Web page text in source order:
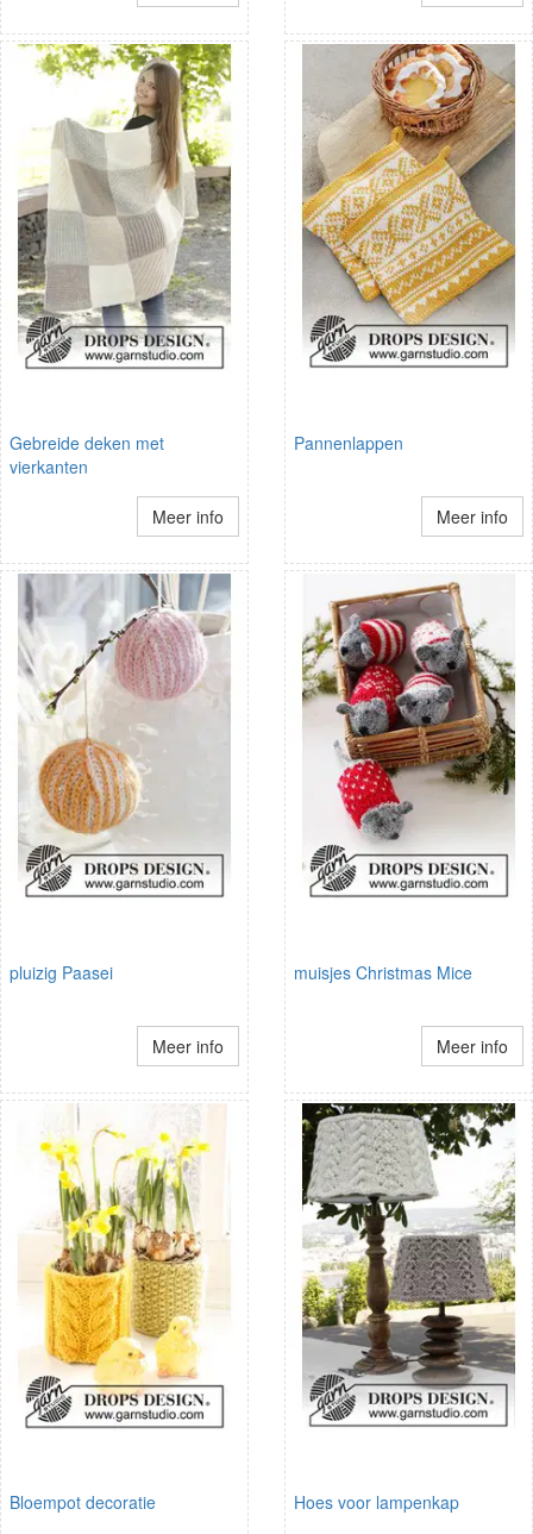
Gebreide deken met
vierkanten
Meer info
Pannenlappen
Meer info
pluizig Paasei
Meer info
muisjes Christmas Mice
Meer info
Bloempot decoratie Hoes voor lampenkap